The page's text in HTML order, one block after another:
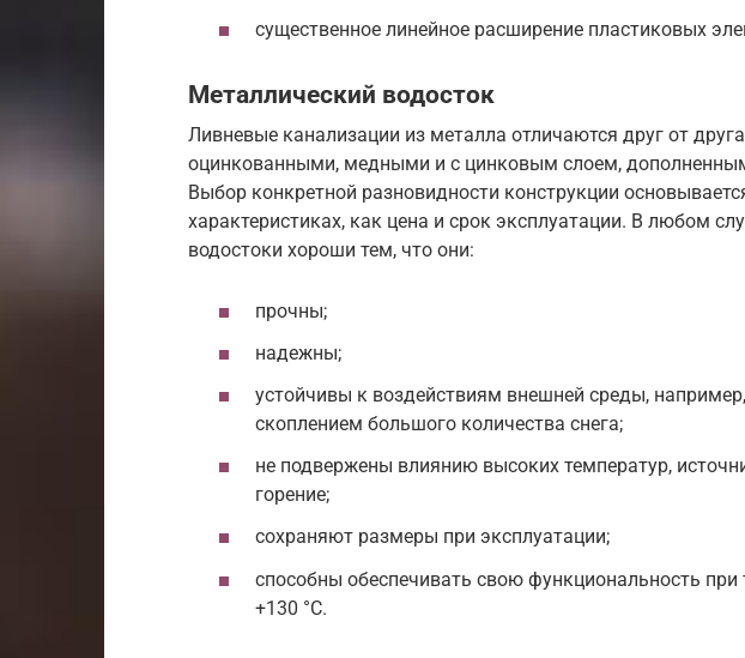
существенное линейное расширение пластиковых
Металлический водосток
Ливневые канализации из металла отличаются друг от
оцинкованными, медными и с цинковым слоем,
Выбор конкретной разновидности конструкции
характеристиках, как цена и срок эксплуатации. В любом
водостоки хороши тем, что они:
прочны;
надежны;
устойчивы к воздействиям внешней среды,
скоплением большого количества снега;
не подвержены влиянию высоких температур,
горение;
сохраняют размеры при эксплуатации;
способны обеспечивать свою функциональность при
+130 °C.